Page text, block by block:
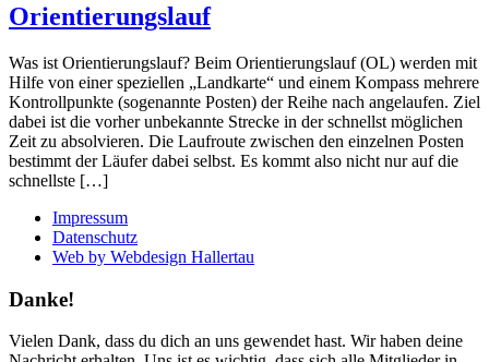
Orientierungslauf
Was ist Orientierungslauf? Beim Orientierungslauf (OL) werden mit
Hilfe von einer speziellen „Landkarte“ und einem Kompass mehrere
Kontrollpunkte (sogenannte Posten) der Reihe nach angelaufen. Ziel
dabei ist die vorher unbekannte Strecke in der schnellst möglichen
Zeit zu absolvieren. Die Laufroute zwischen den einzelnen Posten
bestimmt der Läufer dabei selbst. Es kommt also nicht nur auf die
schnellste […]
Impressum
Datenschutz
Web by Webdesign Hallertau
Danke!
Vielen Dank, dass du dich an uns gewendet hast. Wir haben deine